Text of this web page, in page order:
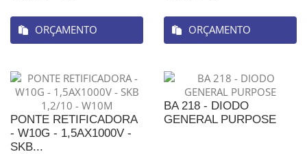
ORÇAMENTO ORÇAMENTO
PONTE RETIFICADORA
- W10G - 1,5AX1000V -
SKB...
BA 218 - DIODO
GENERAL PURPOSE